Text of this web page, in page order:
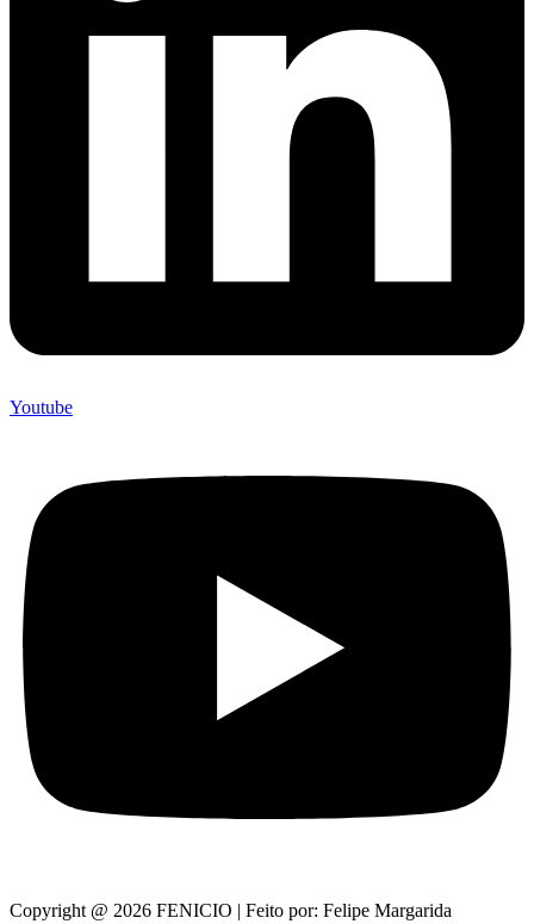
Youtube
Copyright @ 2026 FENICIO | Feito por: Felipe Margarida